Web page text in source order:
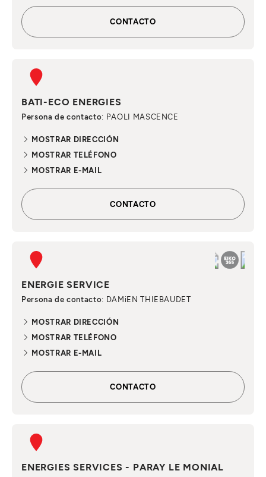
CONTACTO
BATI-ECO ENERGIES
Persona de contacto: PAOLI MASCENCE
MOSTRAR DIRECCIÓN
MOSTRAR TELÉFONO
MOSTRAR E-MAIL
CONTACTO
ENERGIE SERVICE
Persona de contacto: DAMiEN THIEBAUDET
MOSTRAR DIRECCIÓN
MOSTRAR TELÉFONO
MOSTRAR E-MAIL
CONTACTO
ENERGIES SERVICES - PARAY LE MONIAL